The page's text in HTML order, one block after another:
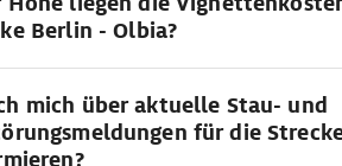
Berlin - Olbia?
mich über aktuelle Stau- und
für die